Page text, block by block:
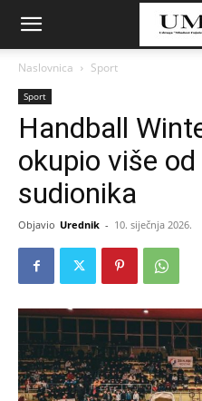
Naslovnica Sport
Sport
Handball
okupio više
sudionika
Objavio Urednik - 10. siječnja 2026.